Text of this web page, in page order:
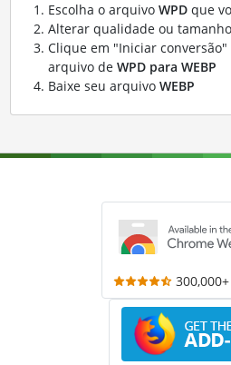
Escolha o arquivo WPDque
Alterar qualidade ou
Clique em "Iniciar
arquivo de WPD para WEBP
Baixe seu arquivo WEBP